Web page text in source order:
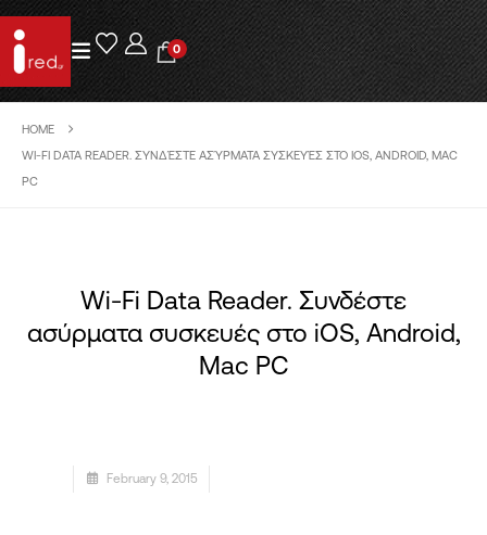
0
HOME
WI-FI DATA READER. ΣΥΝΔΈΣΤΕ ΑΣΎΡΜΑΤΑ ΣΥΣΚΕΥΈΣ ΣΤΟ IOS, ANDROID, MAC
PC
Wi-Fi Data Reader. Συνδέστε
ασύρματα συσκευές στο iOS, Android,
Mac PC
February 9, 2015